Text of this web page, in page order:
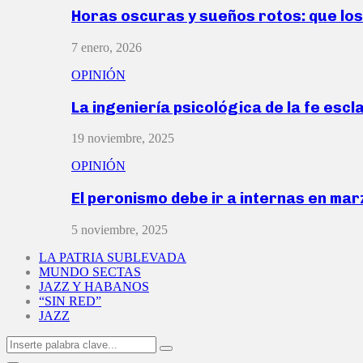
Horas oscuras y sueños rotos: que
7 enero, 2026
OPINIÓN
La ingeniería psicológica de la fe
19 noviembre, 2025
OPINIÓN
El peronismo debe ir a internas en
5 noviembre, 2025
LA PATRIA SUBLEVADA
MUNDO SECTAS
JAZZ Y HABANOS
“SIN RED”
JAZZ
Search
for:
Search